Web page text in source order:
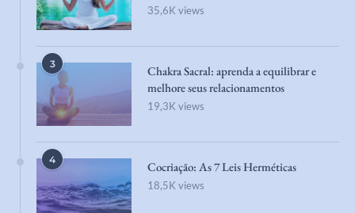
35,6K views
3
Chakra Sacral: aprenda a equilibrar e
melhore seus relacionamentos
19,3K views
4 Cocriação: As 7 Leis Herméticas
18,5K views